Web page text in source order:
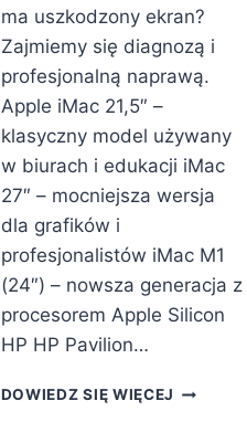
ma uszkodzony ekran?
Zajmiemy się diagnozą i
profesjonalną naprawą.
Apple iMac 21,5″ –
klasyczny model używany
w biurach i edukacji iMac
27″ – mocniejsza wersja
dla grafików i
profesjonalistów iMac M1
(24″) – nowsza generacja z
procesorem Apple Silicon
HP HP Pavilion…
DOWIEDZ SIĘ WIĘCEJ